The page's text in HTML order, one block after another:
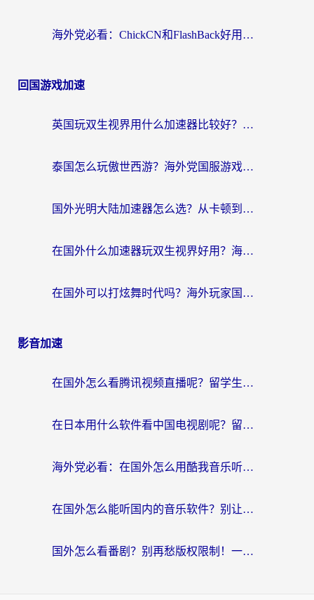
海外党必看：ChickCN和FlashBack好用吗？3招教你选对回国加速器（附云极、HomeCN、斧牛vs艾果对比）
回国游戏加速
英国玩双生视界用什么加速器比较好？海外党亲测有效的国服游戏加速方案
泰国怎么玩傲世西游？海外党国服游戏加速终极攻略（附光明大陆量子特攻实测）
国外光明大陆加速器怎么选？从卡顿到丝滑的终极指南（含德国玩走开外星人墨西哥玩俄罗斯方块技巧）
在国外什么加速器玩双生视界好用？海外党亲测不踩坑的终极指南
在国外可以打炫舞时代吗？海外玩家国服游戏加速全攻略（附实测推荐）
影音加速
在国外怎么看腾讯视频直播呢？留学生亲测有效的回国加速指南
在日本用什么软件看中国电视剧呢？留学生亲测有效的回国加速方案
海外党必看：在国外怎么用酷我音乐听音乐？告别“地区不支持”的实用指南
在国外怎么能听国内的音乐软件？别让版权限制断了你的“中文歌单”
国外怎么看番剧？别再愁版权限制！一个工具解决所有回国追剧难题